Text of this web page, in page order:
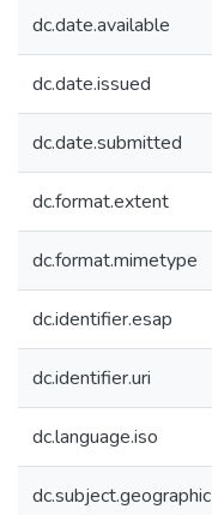
dc.date.available
dc.date.issued
dc.date.submitted
dc.format.extent
dc.format.mimetype
dc.identifier.esap
dc.identifier.uri
dc.language.iso
dc.subject.geographic